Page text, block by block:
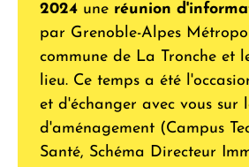
2024 une réunion
par Grenoble-Alpes
commune de La Tronche et
lieu. Ce temps a été
et d'échanger avec vous sur
d'aménagement (Campus
Santé, Schéma Directeur